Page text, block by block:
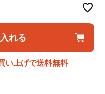
れる
い上げで送料無料